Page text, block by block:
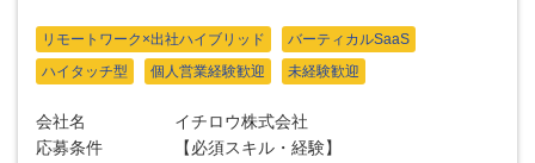
リモートワーク×出社ハイブリッド
バーティカルSaaS
ハイタッチ型
個人営業経験歓迎 未経験歓迎
会社名
イチロウ株式会社
応募条件
【必須スキル・経験】